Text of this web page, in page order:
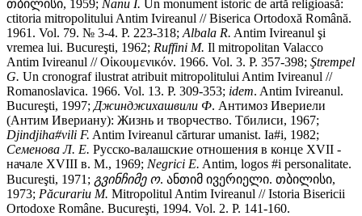
თბილისი, 1959; Nanu I. Un monument istoric de artă religioasă:
ctitoria mitropolitului Antim Ivireanul // Biserica Ortodoxă Română.
1961. Vol. 79. № 3-4. P. 223-318; Albala R. Antim Ivireanul şi
vremea lui. Bucureşti, 1962; Ruffini M. Il mitropolitan Valacco
Antim Ivireanul // Οἰκουμενικόν. 1966. Vol. 3. P. 357-398; Ştrempel
G. Un cronograf ilustrat atribuit mitropolitului Antim Ivireanul //
Romanoslavica. 1966. Vol. 13. P. 309-353; idem. Antim Ivireanul.
Bucureşti, 1997; Джинджихашвили Ф. Антимоз Ивериели
(Антим Ивериану): Жизнь и творчество. Тбилиси, 1967;
Djindjiha#vili F. Antim Ivireanul cărturar umanist. Ia#i, 1982;
Семенова Л. Е. Русско-валашские отношения в конце XVII -
начале XVIII в. М., 1969; Negrici E. Antim, logos #i personalitate.
Bucureşti, 1971; გვინჩიმე ო. ანთიმ ივერიელი. თბილისი,
1973; Păcurariu M. Mitropolitul Antim Ivireanul // Istoria Bisericii
Ortodoxe Române. Bucureşti, 1994. Vol. 2. P. 141-160.